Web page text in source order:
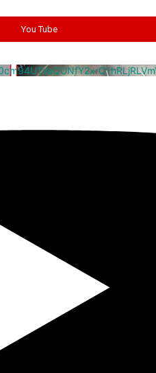
You Tube